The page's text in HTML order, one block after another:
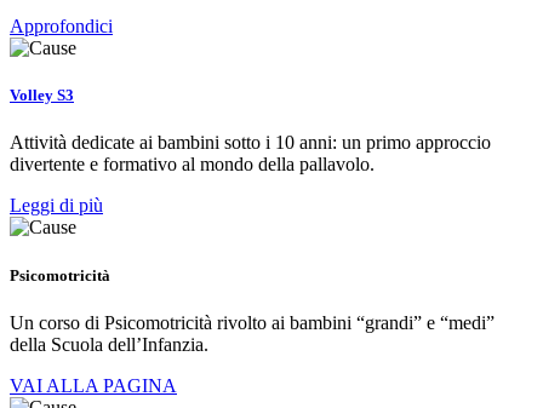
Approfondici
Volley S3
Attività dedicate ai bambini sotto i 10 anni: un primo approccio
divertente e formativo al mondo della pallavolo.
Leggi di più
Psicomotricità
Un corso di Psicomotricità rivolto ai bambini “grandi” e “medi”
della Scuola dell’Infanzia.
VAI ALLA PAGINA